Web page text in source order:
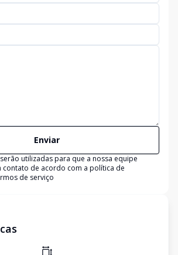
Enviar
utilizadas para que a nossa equipe
contato de acordo com a política de
de serviço